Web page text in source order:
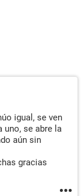
igual, se ven
uno, se abre la
aún sin
gracias